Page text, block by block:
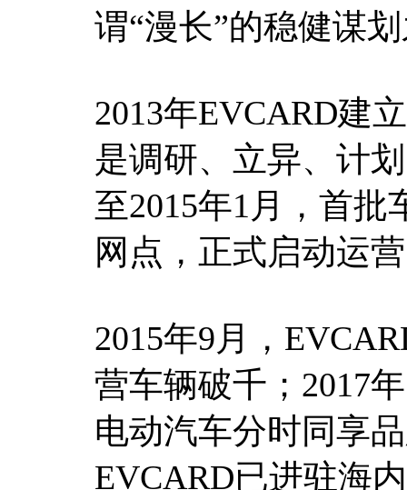
谓“漫长”的稳健谋
2013年EVCARD建
是调研、立异、计
至2015年1月，首
网点，正式启动运
2015年9月，
营车辆破千；2017
电动汽车分时同享
EVCARD已进驻海